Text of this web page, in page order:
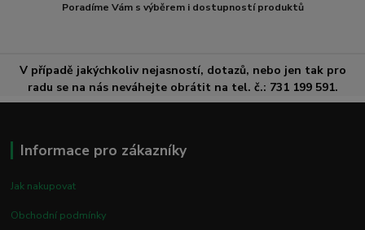
Poradíme Vám s výběrem i dostupností produktů
V případě jakýchkoliv nejasností, dotazů, nebo jen tak pro
radu se na nás neváhejte obrátit na tel. č.: 731 199 591.
Informace pro zákazníky
Jak nakupovat
Obchodní podmínky